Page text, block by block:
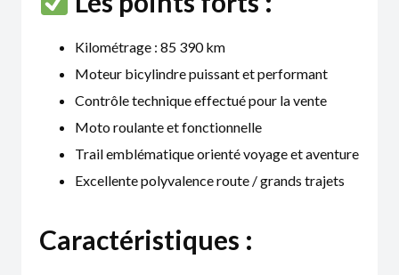
Kilométrage : 85 390 km
Moteur bicylindre puissant et performant
Contrôle technique effectué pour la vente
Moto roulante et fonctionnelle
Trail emblématique orienté voyage et aventure
Excellente polyvalence route / grands trajets
Caractéristiques :